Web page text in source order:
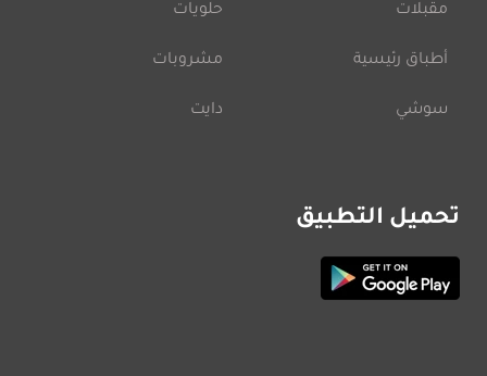
مقبلات
أطباق رئيسية
سوشي
حلويات
مشروبات
دايت
تحميل التطبيق